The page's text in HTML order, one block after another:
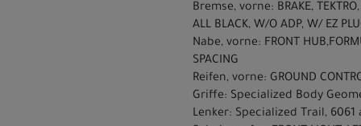
Bremse, vorne: BRAKE,
ALL BLACK, W/O ADP, W/ EZ
Nabe, vorne: FRONT
SPACING
Reifen, vorne: GROUND
Griffe: Specialized Body
Lenker: Specialized Trail,